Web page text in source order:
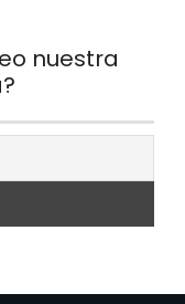
nuestra